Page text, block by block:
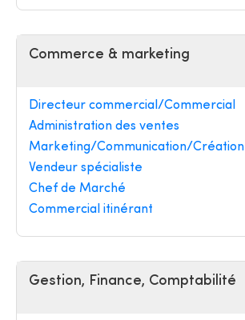
Commerce & marketing
Directeur commercial/Commercial
Administration des ventes
Marketing/Communication/Création
Vendeur spécialiste
Chef de Marché
Commercial itinérant
Gestion, Finance, Comptabilité